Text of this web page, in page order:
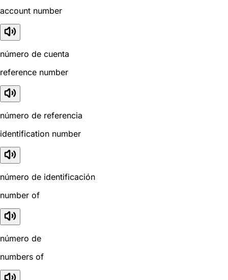
account number
número de cuenta
reference number
número de referencia
identification number
número de identificación
number of
número de
numbers of